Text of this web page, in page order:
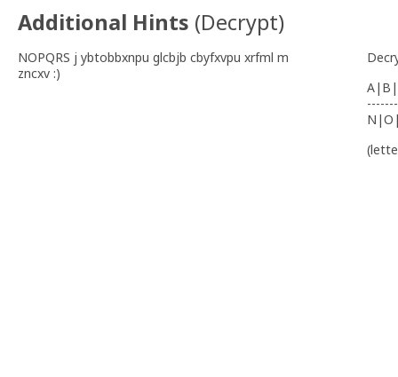
Additional Hints (Decrypt)
NOPQRS j ybtobbxnpu glcbjb cbyfxvpu xrfml m
zncxv :)